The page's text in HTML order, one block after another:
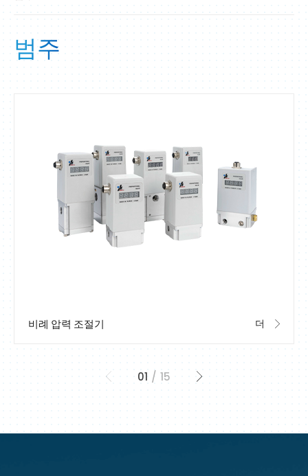
범주
비례 압력 조절기 더
01 15